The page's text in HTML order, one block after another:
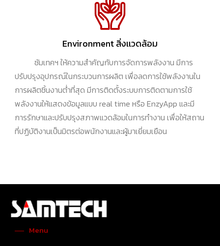
Environment สิ่งเเวดล้อม
ซัมเทคฯ ให้ความสำคัญกับการจัดการพลังงาน มีการ
ปรับปรุงอุปกรณ์ในกระบวนการผลิต เพื่อลดการใช้พลังงานใน
การผลิตชิ้นงานต่ำที่สุด มีการติดตั้งระบบการติดตามการใช้
พลังงานให้แสดงข้อมูลแบบ real time หรือ EnzyApp และมี
การรักษาและปรับปรุงสภาพแวดล้อมในการทำงาน เพื่อให้สถาน
ที่ปฏิบัติงานเป็นมิตรต่อพนักงานและผู้มาเยี่ยมเยือน
Menu